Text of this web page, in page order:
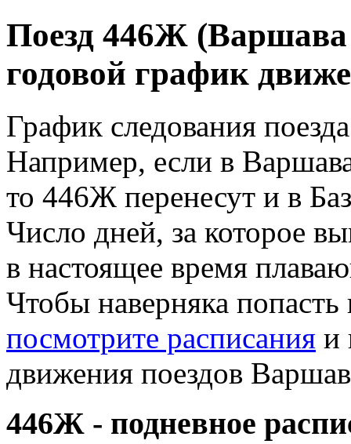
Поезд 446Ж (Варшава
годовой график
График следования
Например, если в
то 446Ж перенесут и в
Число дней, за которое
в настоящее время
Чтобы наверняка
посмотрите расписания и
движения поездов
446Ж - подневное